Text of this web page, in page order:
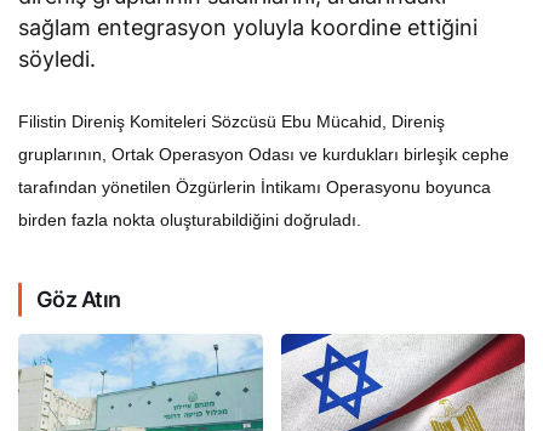
sağlam entegrasyon yoluyla koordine ettiğini
söyledi.
Filistin Direniş Komiteleri Sözcüsü Ebu Mücahid, Direniş
gruplarının, Ortak Operasyon Odası ve kurdukları birleşik cephe
tarafından yönetilen Özgürlerin İntikamı Operasyonu boyunca
birden fazla nokta oluşturabildiğini doğruladı.
Göz Atın